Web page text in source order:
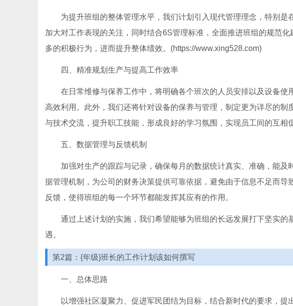
为提升班组的整体管理水平，我们计划引入现代管理理念，特别是
加大对工作表现的关注，同时结合6S管理标准，全面推进班组的规范
多的积极行为，进而提升整体绩效。(https://www.xing528.com)
四、精准规划生产与提高工作效率
在日常维修与保养工作中，将明确各个班次的人员安排以及设备
高效利用。此外，我们还将针对设备的保养与管理，制定更为详尽的制
与技术交流，提升职工技能，形成良好的学习氛围，实现员工间的互相
五、数据管理与反馈机制
加强对生产的跟踪与记录，确保每月的数据统计真实、准确，能
据管理机制，为公司的财务决策提供可靠依据，避免由于信息不足而
反馈，使得班组的每一个环节都能发挥其应有的作用。
通过上述计划的实施，我们希望能够为班组的长远发展打下坚实
遇。
第2篇：{年级}班长的工作计划该如何撰写
一、总体思路
以增强社区凝聚力、促进军民团结为目标，结合新时代的要求，